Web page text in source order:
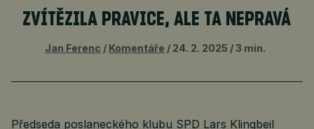
ZVÍTĚZILA PRAVICE, ALE TA NEPRAVÁ
Jan Ferenc Komentáře 24. 2. 2025 3 min.
Předseda poslaneckého klubu SPD Lars Klingbeil